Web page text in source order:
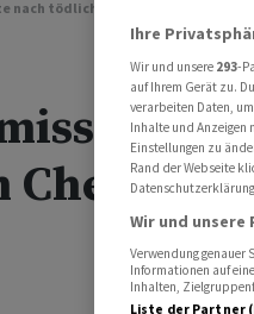
nach tödlichem Chemie-Unfall in USA
nach
Chemie-
Ihre
Wir und unsere 293-
auf Ihrem Gerät zu.
verarbeiten Daten,
Inhalte und Anzeigen
Einstellungen zu
Rand der Webseite
Wir und
Verwendung
Informationen auf
Inhalten,
Liste der Partner